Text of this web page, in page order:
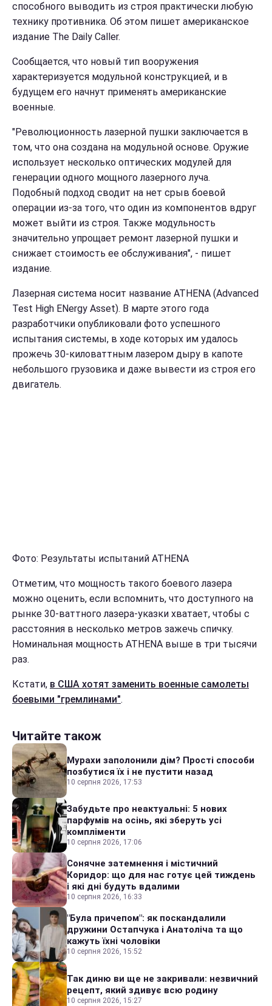
способного выводить из строя практически любую
технику противника. Об этом пишет американское
издание The Daily Caller.
Сообщается, что новый тип вооружения
характеризуется модульной конструкцией, и в
будущем его начнут применять американские
военные.
"Революционность лазерной пушки заключается в
том, что она создана на модульной основе. Оружие
использует несколько оптических модулей для
генерации одного мощного лазерного луча.
Подобный подход сводит на нет срыв боевой
операции из-за того, что один из компонентов вдруг
может выйти из строя. Также модульность
значительно упрощает ремонт лазерной пушки и
снижает стоимость ее обслуживания", - пишет
издание.
Лазерная система носит название ATHENA (Advanced
Test High ENergy Asset). В марте этого года
разработчики опубликовали фото успешного
испытания системы, в ходе которых им удалось
прожечь 30-киловаттным лазером дыру в капоте
небольшого грузовика и даже вывести из строя его
двигатель.
Фото: Результаты испытаний ATHENA
Отметим, что мощность такого боевого лазера
можно оценить, если вспомнить, что доступного на
рынке 30-ваттного лазера-указки хватает, чтобы с
расстояния в несколько метров зажечь спичку.
Номинальная мощность ATHENA выше в три тысячи
раз.
Кстати, в США хотят заменить военные самолеты
боевыми "гремлинами".
Читайте також
Мурахи заполонили дім? Прості способи
позбутися їх і не пустити назад
10 серпня 2026, 17:53
Забудьте про неактуальні: 5 нових
парфумів на осінь, які зберуть усі
компліменти
10 серпня 2026, 17:06
Сонячне затемнення і містичний
Коридор: що для нас готує цей тиждень
і які дні будуть вдалими
10 серпня 2026, 16:33
"Була причепом": як поскандалили
дружини Остапчука і Анатоліча та що
кажуть їхні чоловіки
10 серпня 2026, 15:52
Так диню ви ще не закривали: незвичний
рецепт, який здивує всю родину
10 серпня 2026, 15:27